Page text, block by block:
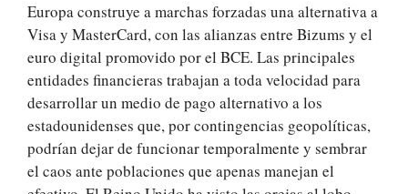
Europa construye a marchas forzadas una alternativa a
Visa y MasterCard, con las alianzas entre Bizums y el
euro digital promovido por el BCE. Las principales
entidades financieras trabajan a toda velocidad para
desarrollar un medio de pago alternativo a los
estadounidenses que, por contingencias geopolíticas,
podrían dejar de funcionar temporalmente y sembrar
el caos ante poblaciones que apenas manejan el